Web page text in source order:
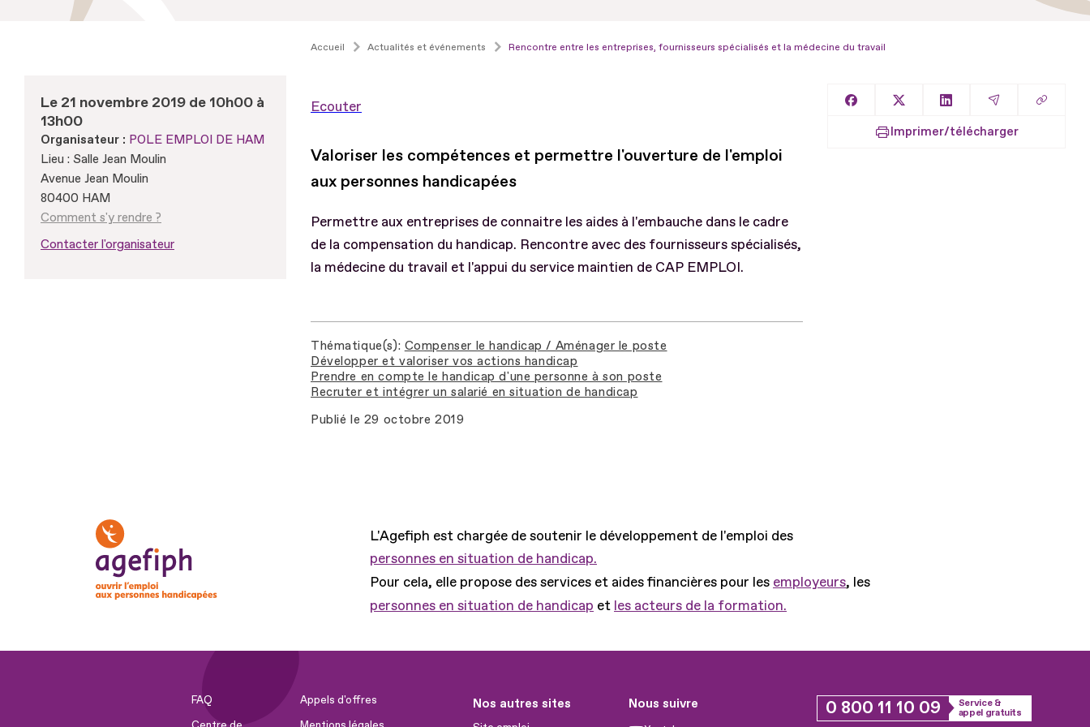
Accueil Actualités et événements Rencontre entre les entreprises, fournisseurs spécialisés et la médecine du travail
Le 21 novembre 2019 de 10h00 à
13h00
Organisateur : POLE EMPLOI DE HAM
Lieu : Salle Jean Moulin
Avenue Jean Moulin
80400 HAM
Comment s'y rendre ?
Contacter l'organisateur
Ecouter
Valoriser les compétences et permettre l'ouverture de l'emploi
aux personnes handicapées
Permettre aux entreprises de connaitre les aides à l'embauche dans le cadre
de la compensation du handicap. Rencontre avec des fournisseurs spécialisés,
la médecine du travail et l'appui du service maintien de CAP EMPLOI.
Thématique(s) Compenser le handicap / Aménager le poste
Développer et valoriser vos actions handicap
Prendre en compte le handicap d'une personne à son poste
Recruter et intégrer un salarié en situation de handicap
Publié le 29 octobre 2019
Partager sur Facebook
Partager sur XPartager sur LinkedIn
Partager par
Copier
Imprimer/télécharger
L'Agefiph est chargée de soutenir le développement de l'emploi des
personnes en situation de handicap.
Pour cela, elle propose des services et aides financières pour les employeurs, les
personnes en situation de handicap et les acteurs de la formation.
FAQ
Appels d'offres
Nos autres sites Nous suivre 0 800 11 10 09
Service &
appel gratuits